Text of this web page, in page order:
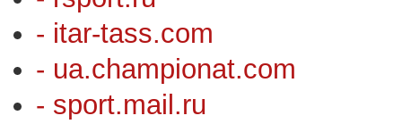
- itar-tass.com
- ua.championat.com
- sport.mail.ru